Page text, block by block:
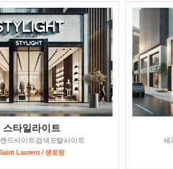
스타일라이트
드사이트검색포탈사이트
Laurent / 생로랑
세